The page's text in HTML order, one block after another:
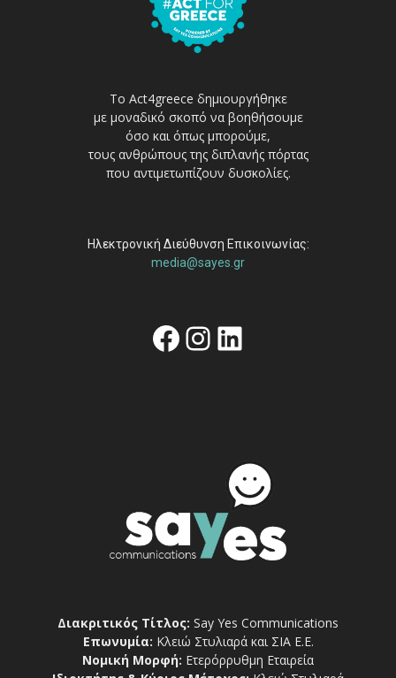
Το Act4greece δημιουργήθηκε
με μοναδικό σκοπό να βοηθήσουμε
όσο και όπως μπορούμε,
τους ανθρώπους της διπλανής πόρτας
που αντιμετωπίζουν δυσκολίες.
Ηλεκτρονική Διεύθυνση Επικοινωνίας:
media@sayes.gr
Facebook
Instagram
Linkedin
Διακριτικός Τίτλος: Say Yes Communications
Επωνυμία: Κλειώ Στυλιαρά και ΣΙΑ Ε.Ε.
Νομική Μορφή: Ετερόρρυθμη Εταιρεία